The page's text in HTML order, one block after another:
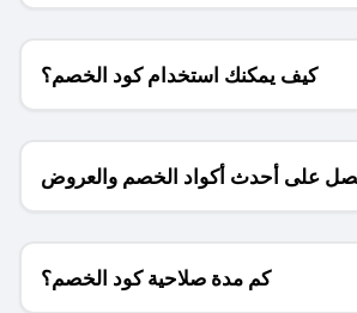
كيف يمكنك استخدام كود الخصم؟
على أحدث أكواد الخصم والعروض
للمتاجر؟
كم مدة صلاحية كود الخصم؟